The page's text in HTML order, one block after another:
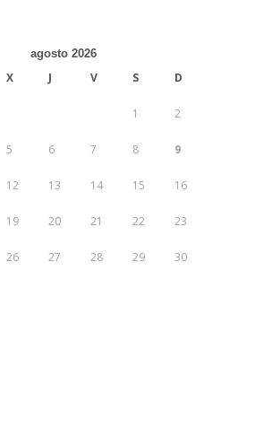
agosto 2026
X J V S D
1 2
5 6 7 8 9
12 13 14 15 16
19 20 21 22 23
26 27 28 29 30